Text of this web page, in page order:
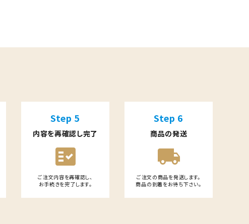
Step 5
内容を再確認し完了
fact_check
ご注文内容を再確認し、
お手続きを完了します。
Step 6
商品の発送
local_shipping
ご注文の商品を発送します。
商品の到着をお待ち下さい。